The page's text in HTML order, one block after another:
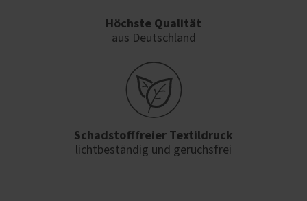
Höchste Qualität
aus Deutschland
Schadstofffreier Textildruck
lichtbeständig und geruchsfrei